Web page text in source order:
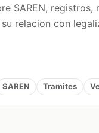
SAREN, registros,
relacion con
SAREN Tramites